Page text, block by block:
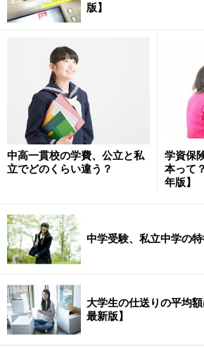
＞＞次ページは、教育費の「投資収
※記事内容は執筆時点のものです。最新の
い。
本記事の内容は一般的な情報提供を目的
商品や投資行動を推奨するものではありま
投資や資産運用に関する最終的なご判断は
掲載情報の正確性・完全性については十
が、その内容を保証するものではなく、こ
などについて当社は一切の責任を負いませ
最新の情報や詳細については、必ず各金融
の公式情報をご確認ください。
1/ 5
版】
中高一貫校の学費、公立と私
立でどのくらい違う？
学資保
本って
年版】
中学受験、私立中学の
大学生の仕送りの平均
最新版】